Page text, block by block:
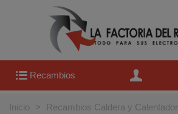
Recambios
Inicio > Recambios Caldera y Calentador